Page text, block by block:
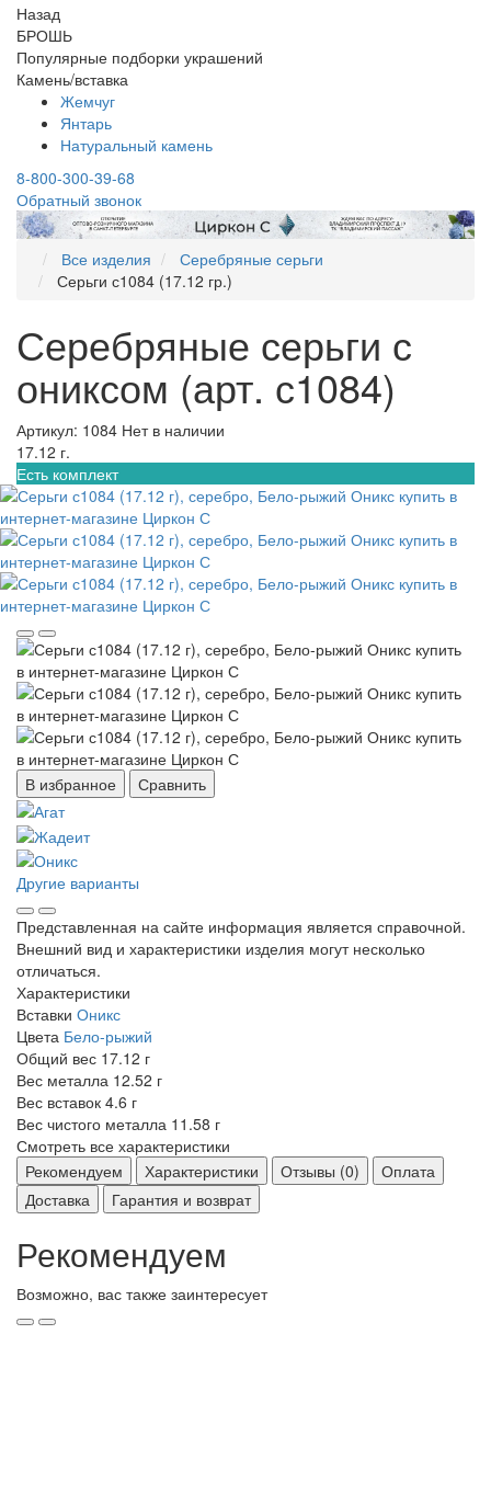
Назад
БРОШЬ
Популярные подборки украшений
Камень/вставка
Жемчуг
Янтарь
Натуральный камень
8-800-300-39-68
Обратный звонок
Все изделия
Серебряные серьги
Серьги с1084 (17.12 гр.)
Серебряные серьги с
ониксом (арт. с1084)
Артикул: 1084 Нет в наличии
17.12 г.
Есть комплект
В избранное Сравнить
Другие варианты
Представленная на сайте информация является справочной.
Внешний вид и характеристики изделия могут несколько
отличаться.
Характеристики
Вставки Оникс
Цвета Бело-рыжий
Общий вес 17.12 г
Вес металла 12.52 г
Вес вставок 4.6 г
Вес чистого металла 11.58 г
Смотреть все характеристики
Рекомендуем
Характеристики Отзывы (0)
Оплата
Доставка
Гарантия и возврат
Рекомендуем
Возможно, вас также заинтересует